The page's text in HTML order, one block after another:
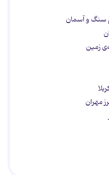
سنگ و آسمان
زمین
مهران